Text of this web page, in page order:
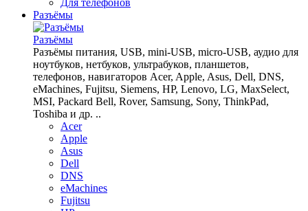
Для телефонов
Разъёмы
Разъёмы
Разъёмы питания, USB, mini-USB, micro-USB, аудио для
ноутбуков, нетбуков, ультрабуков, планшетов,
телефонов, навигаторов Acer, Apple, Asus, Dell, DNS,
eMachines, Fujitsu, Siemens, HP, Lenovo, LG, MaxSelect,
MSI, Packard Bell, Rover, Samsung, Sony, ThinkPad,
Toshiba и др. ..
Acer
Apple
Asus
Dell
DNS
eMachines
Fujitsu